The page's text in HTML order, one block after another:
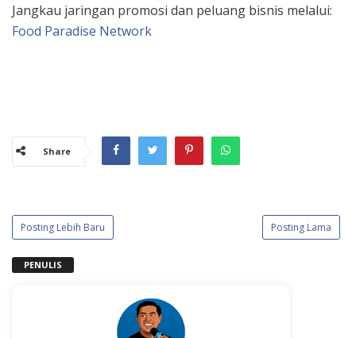
Jangkau jaringan promosi dan peluang bisnis melalui:
Food Paradise Network
Share
Posting Lebih Baru Posting Lama
PENULIS